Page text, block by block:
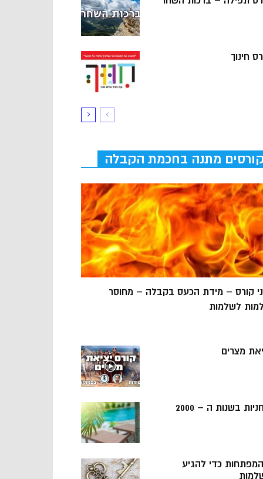
חינוך
קורסים מתנה בחכמת הקבלה
קורס – מידת הכעס בקבלה – מחוסר
לשלמות
מצרים
בשנות ה – 2000
5 המפתחות כדי להגיע